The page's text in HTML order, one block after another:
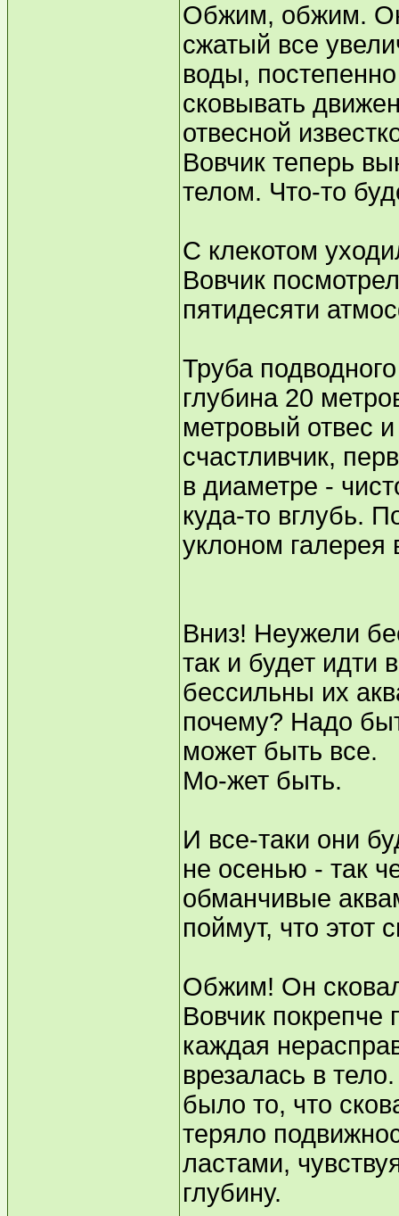
Обжим, обжим.
сжатый все
воды,
сковывать
отвесной
Вовчик теперь
телом. Что-то
С клекотом
Вовчик
пятидесяти
Труба
глубина 20
метровый отвес
счастливчик,
в диаметре -
куда-то вглубь.
уклоном галерея
Вниз! Неужели
так и будет идти
бессильны их
почему? Надо
может быть все.
Мо-жет быть.
И все-таки они
не осенью - так
обманчивые
поймут, что этот
Обжим! Он
Вовчик покрепче
каждая
врезалась в
было то, что
теряло
ластами,
глубину.